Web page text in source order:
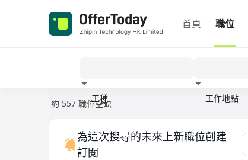
首頁 職位
工種 工作地點
約 557 職位空缺
為這次搜尋的未來上新職位創建
訂閱